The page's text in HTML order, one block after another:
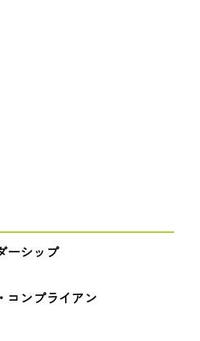
ーシップ
コンプライアン